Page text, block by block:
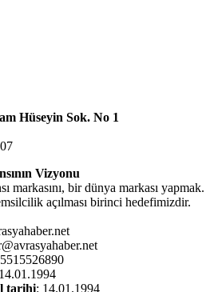
Hüseyin Sok. No 1
Vizyonu
markasını, bir dünya markası yapmak.
açılması birinci hedefimizdir.
tarihi: 14.01.1994